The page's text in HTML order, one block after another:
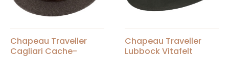
Chapeau Traveller
Cagliari Cache-
Chapeau Traveller
Lubbock Vitafelt